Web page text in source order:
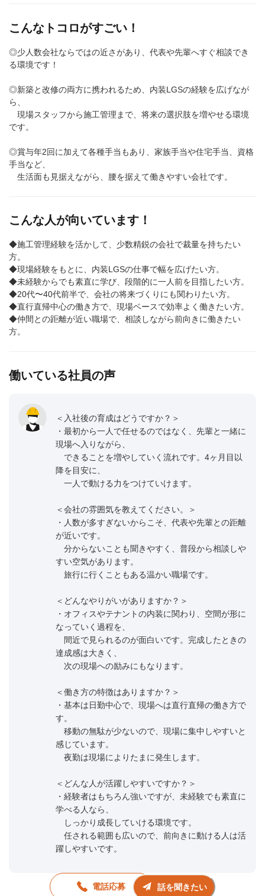
こんなトコロがすごい！
◎少人数会社ならではの近さがあり、代表や先輩へすぐ相談でき
る環境です！
◎新築と改修の両方に携われるため、内装LGSの経験を広げなが
ら、
現場スタッフから施工管理まで、将来の選択肢を増やせる環境
です。
◎賞与年2回に加えて各種手当もあり、家族手当や住宅手当、資格
手当など、
生活面も見据えながら、腰を据えて働きやすい会社です。
こんな人が向いています！
◆施工管理経験を活かして、少数精鋭の会社で裁量を持ちたい
方。
◆現場経験をもとに、内装LGSの仕事で幅を広げたい方。
◆未経験からでも素直に学び、段階的に一人前を目指したい方。
◆20代〜40代前半で、会社の将来づくりにも関わりたい方。
◆直行直帰中心の働き方で、現場ベースで効率よく働きたい方。
◆仲間との距離が近い職場で、相談しながら前向きに働きたい
方。
働いている社員の声
＜入社後の育成はどうですか？＞
・最初から一人で任せるのではなく、先輩と一緒に
現場へ入りながら、
できることを増やしていく流れです。4ヶ月目以
降を目安に、
一人で動ける力をつけていけます。
＜会社の雰囲気を教えてください。＞
・人数が多すぎないからこそ、代表や先輩との距離
が近いです。
分からないことも聞きやすく、普段から相談しや
すい空気があります。
旅行に行くこともある温かい職場です。
＜どんなやりがいがありますか？＞
・オフィスやテナントの内装に関わり、空間が形に
なっていく過程を、
間近で見られるのが面白いです。完成したときの
達成感は大きく、
次の現場への励みにもなります。
＜働き方の特徴はありますか？＞
・基本は日勤中心で、現場へは直行直帰の働き方で
す。
移動の無駄が少ないので、現場に集中しやすいと
感じています。
夜勤は現場によりたまに発生します。
＜どんな人が活躍しやすいですか？＞
・経験者はもちろん強いですが、未経験でも素直に
学べる人なら、
しっかり成長していける環境です。
任される範囲も広いので、前向きに動ける人は活
躍しやすいです。
電話応募 話を聞きたい